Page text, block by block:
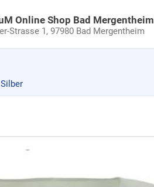
Online Shop Bad Mergentheim
Strasse 1,97980 Bad Mergentheim